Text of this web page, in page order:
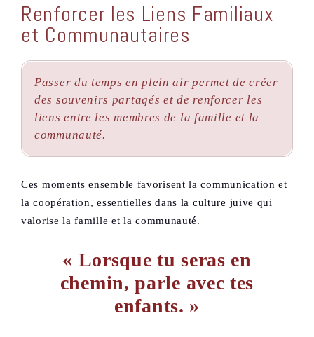
Renforcer les Liens Familiaux
et Communautaires
Passer du temps en plein air permet de créer
des souvenirs partagés et de renforcer les
liens entre les membres de la famille et la
communauté.
Ces moments ensemble favorisent la communication et
la coopération, essentielles dans la culture juive qui
valorise la famille et la communauté.
« Lorsque tu seras en
chemin, parle avec tes
enfants. »